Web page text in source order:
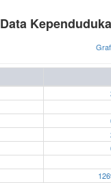
Data